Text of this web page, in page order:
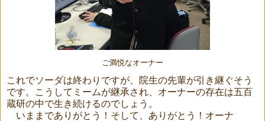
ご満悦なオーナー
これでソーダは終わりですが、院生の先輩が引き継ぐそう
です。こうしてミームが継承され、オーナーの存在は五百
蔵研の中で生き続けるのでしょう。
いままでありがとう！そして、ありがとう！オーナ